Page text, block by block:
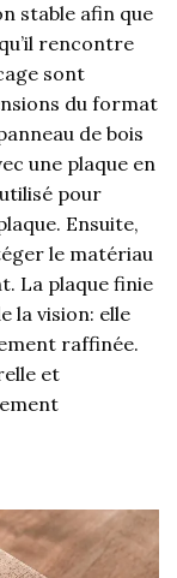
stable afin que
rencontre
sont
du format
de bois
une plaque en
pour
Ensuite,
le matériau
La plaque finie
la vision: elle
raffinée.
et